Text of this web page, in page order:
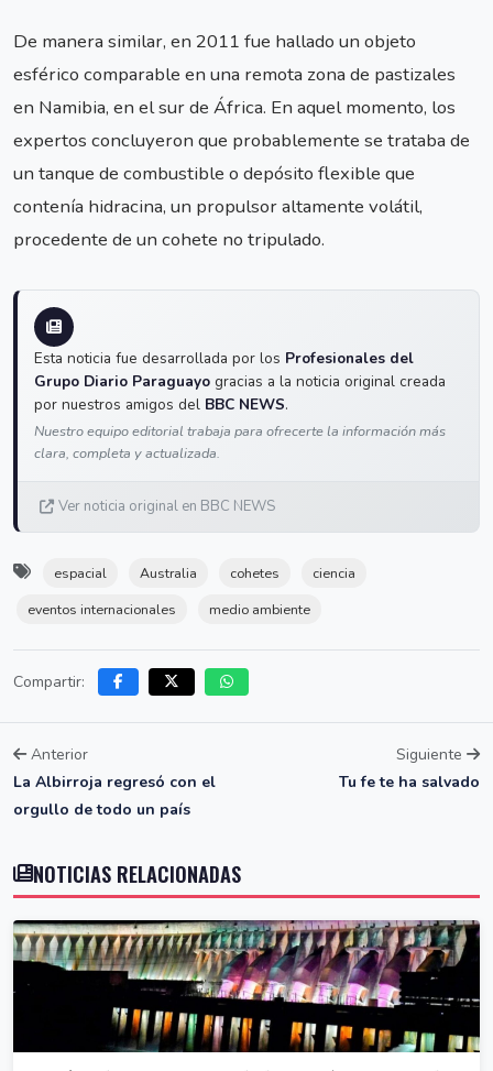
De manera similar, en 2011 fue hallado un objeto
esférico comparable en una remota zona de pastizales
en Namibia, en el sur de África. En aquel momento, los
expertos concluyeron que probablemente se trataba de
un tanque de combustible o depósito flexible que
contenía hidracina, un propulsor altamente volátil,
procedente de un cohete no tripulado.
Esta noticia fue desarrollada por los Profesionales del
Grupo Diario Paraguayo gracias a la noticia original creada
por nuestros amigos del BBC NEWS.
Nuestro equipo editorial trabaja para ofrecerte la información más
clara, completa y actualizada.
Ver noticia original en BBC NEWS
espacial Australia cohetes
ciencia
eventos internacionales
medio ambiente
Compartir:
Anterior
La Albirroja regresó con el
orgullo de todo un país
Siguiente
Tu fe te ha salvado
NOTICIAS RELACIONADAS